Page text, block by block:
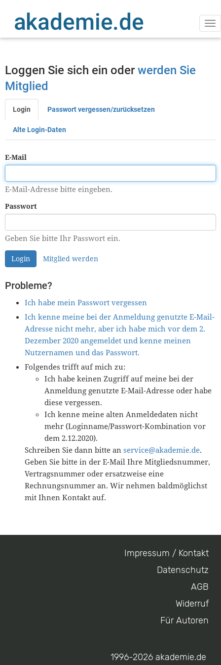
Inhalt
Loggen Sie sich ein oder werden Sie
Mitglied
Primäre
Reiter
Login Passwort vergessen/zurücksetzen
Alte Login-Daten
E-Mail
E-Mail-Adresse bitte eingeben.
Passwort
Geben Sie bitte Ihr Passwort ein.
Login Mitglied werden
Probleme?
Ich habe mein Passwort vergessen
Ich kenne meine bei der Anmeldung genutzte E-Mail-
Adresse nicht mehr, aber ich habe mich vor dem 2.
Dezember 2020 angemeldet und kenne meinen
Nutzernamen und das Passwort.
Folgendes trifft auf mich zu:
Ich habe keinen Zugriff auf meine bei der
Anmeldung genutzte E-Mail-Adresse oder habe
diese vergessen.
Ich kenne meine alten Anmeldedaten nicht
mehr (Loginname/Passwort-Kombination vor
dem 2.12.2020).
Schreiben Sie dann bitte an service@akademie.de.
Geben Sie bitte in der E-Mail Ihre Mitgliedsnummer,
Vertragsnummer oder ersatzweise eine
Rechnungsnummer an. Wir nehmen baldmöglichst
mit Ihnen Kontakt auf.
Impressum / Kontakt
Datenschutz
AGB
Widerruf
Für Autoren
1996-2026 akademie.de